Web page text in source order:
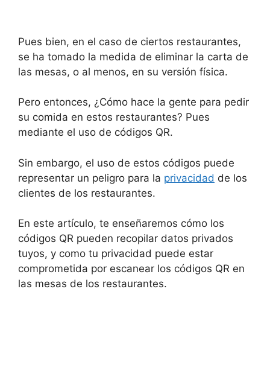
Pues bien, en el caso de ciertos restaurantes,
se ha tomado la medida de eliminar la carta de
las mesas, o al menos, en su versión física.
Pero entonces, ¿Cómo hace la gente para pedir
su comida en estos restaurantes? Pues
mediante el uso de códigos QR.
Sin embargo, el uso de estos códigos puede
representar un peligro para la privacidad de los
clientes de los restaurantes.
En este artículo, te enseñaremos cómo los
códigos QR pueden recopilar datos privados
tuyos, y como tu privacidad puede estar
comprometida por escanear los códigos QR en
las mesas de los restaurantes.